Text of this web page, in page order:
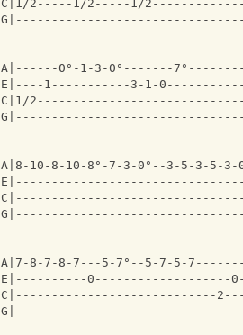
C|1/2-----1/2-----1/
A|------0°-1-3-0°-------
E|----1-----------3-1-
C|1/
A|8-10-8-10-8°-7-3-0°--3-5-3-5-3-
A|7-8-7-8-7---5-7°--5-7-5-
E|----------0-------------------0-
C|----------------------------